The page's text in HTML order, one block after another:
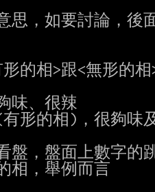
思，如要討論，後
的相>跟<無形的相
味、很辣
形的相)，很夠味
盤，盤面上數字
相，舉例而言